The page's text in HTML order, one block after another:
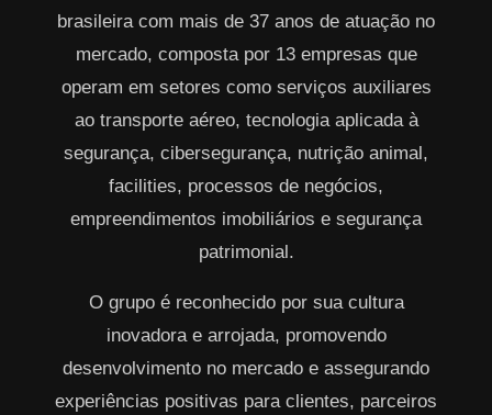
brasileira com mais de 37 anos de atuação no
mercado, composta por 13 empresas que
operam em setores como serviços auxiliares
ao transporte aéreo, tecnologia aplicada à
segurança, cibersegurança, nutrição animal,
facilities, processos de negócios,
empreendimentos imobiliários e segurança
patrimonial.
O grupo é reconhecido por sua cultura
inovadora e arrojada, promovendo
desenvolvimento no mercado e assegurando
experiências positivas para clientes, parceiros